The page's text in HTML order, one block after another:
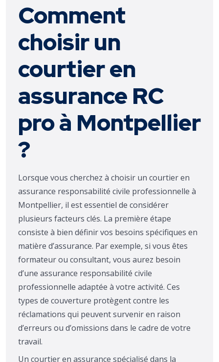
Comment
choisir un
courtier en
assurance RC
pro à Montpellier
?
Lorsque vous cherchez à choisir un courtier en
assurance responsabilité civile professionnelle à
Montpellier, il est essentiel de considérer
plusieurs facteurs clés. La première étape
consiste à bien définir vos besoins spécifiques en
matière d’assurance. Par exemple, si vous êtes
formateur ou consultant, vous aurez besoin
d’une assurance responsabilité civile
professionnelle adaptée à votre activité. Ces
types de couverture protègent contre les
réclamations qui peuvent survenir en raison
d’erreurs ou d’omissions dans le cadre de votre
travail.
Un courtier en assurance spécialisé dans la